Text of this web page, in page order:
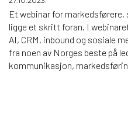
Et webinar for markedsførere,
ligge et skritt foran. I
AI, CRM, inbound og sosiale
fra noen av Norges beste på
kommunikasjon,